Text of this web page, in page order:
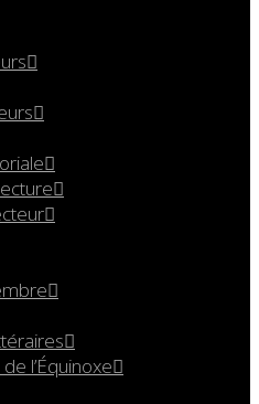
l’Équinoxe